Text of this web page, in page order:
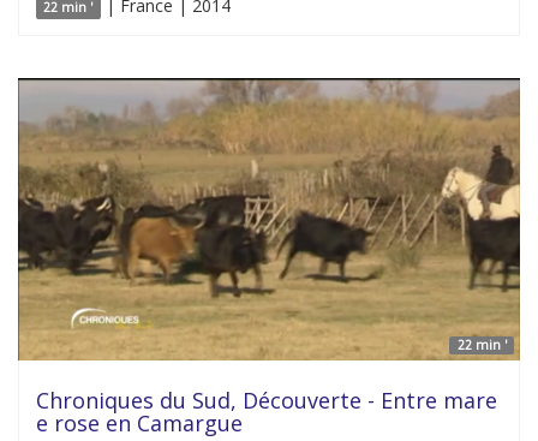
22 min ' | France | 2014
22 min '
Chroniques du Sud, Découverte - Entre mare
e rose en Camargue